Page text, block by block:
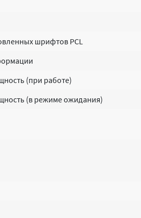
шрифтов PCL
(при работе)
(в режиме ожидания)